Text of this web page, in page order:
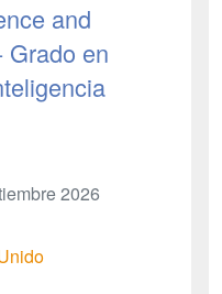
and
Grado en
2026